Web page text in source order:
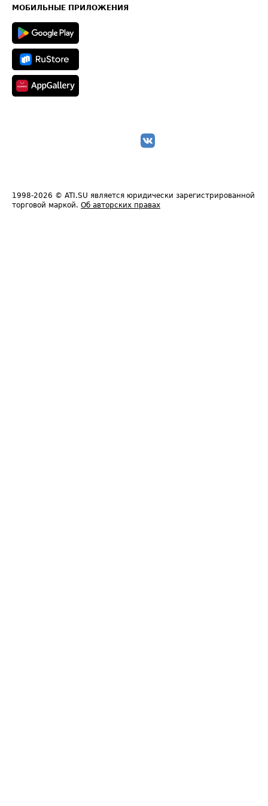
Техническая информация
МОБИЛЬНЫЕ ПРИЛОЖЕНИЯ
1998-2026 © ATI.SU является юридически зарегистрированной
торговой маркой. Об авторских правах